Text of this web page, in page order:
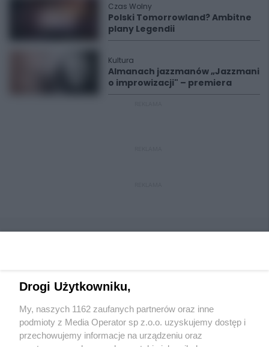
Czas Wolny
Polski Tomorrowland? Ambitne
plany Legendii
Kultura
Almanach jazzmanów „Jazzmani
o improwizacji" – premiera
Wydawca mediów
Drogi Użytkowniku,
My, naszych 1162 zaufanych partnerów oraz inne
podmioty z Media Operator sp z.o.o. uzyskujemy dostęp i
przechowujemy informacje na urządzeniu oraz